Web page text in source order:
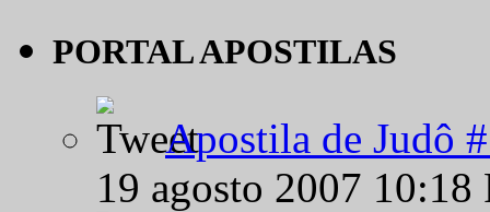
PORTAL APOSTILAS
Apostila de Judô
19 agosto 2007